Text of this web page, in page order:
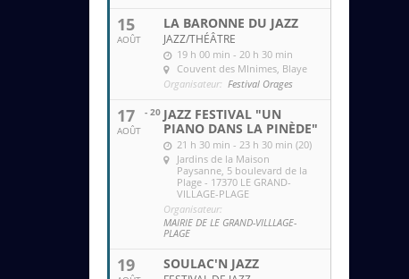
15
AOÛT
LA BARONNE DU JAZZ
JAZZ/THÉÂTRE
19 h 00 min - 20 h 30 min
Couvent des MInimes , Blaye
Organisateur: Festival Orages
17
AOÛT
- 20 JAZZ FESTIVAL "UN
PIANO DANS LA PINÈDE"
21 h 30 min - 23 h 30 min (20)
Jardins de la Maison
Paysanne , 5 boulevard de la
Plage - 17370 LE GRAND-
VILLAGE-PLAGE
Organisateur:
MAIRIE DE LE GRAND-VILLLAGE-
PLAGE
19 SOULAC'N JAZZ